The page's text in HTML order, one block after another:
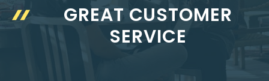
GREAT CUSTOMER
SERVICE